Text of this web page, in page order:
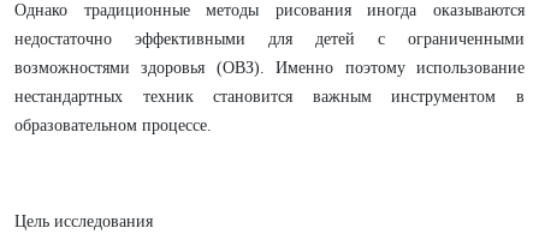
Однако традиционные методы рисования иногда оказываются
недостаточно эффективными для детей с ограниченными
возможностями здоровья (ОВЗ). Именно поэтому использование
нестандартных техник становится важным инструментом в
образовательном процессе.
Цель исследования